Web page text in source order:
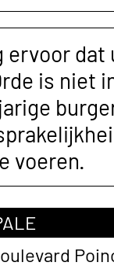
ervoor
is niet
voeren.